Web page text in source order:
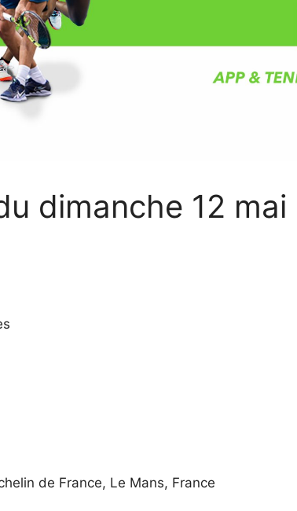
dimanche 12 mai
de France, Le Mans, France